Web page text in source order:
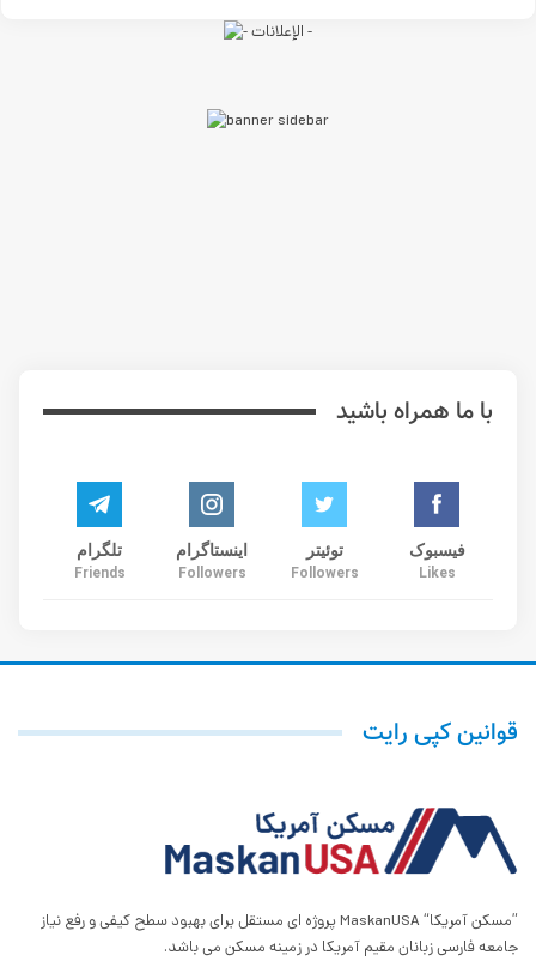
با ما همراه باشید
فیسبوک
Likes
توئیتر
Followers
اینستاگرام
Followers
تلگرام
Friends
قوانین کپی رایت
”مسکن آمریکا“ MaskanUSA پروژه ای مستقل برای بهبود سطح کیفی و رفع نیاز
جامعه فارسی زبانان مقیم آمریکا در زمینه مسکن می باشد.